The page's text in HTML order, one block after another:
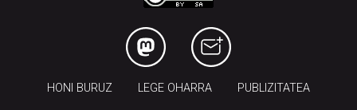
HONI BURUZ LEGE OHARRA PUBLIZITATEA